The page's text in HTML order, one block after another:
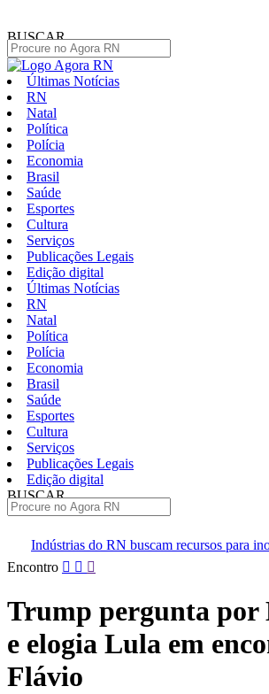
BUSCAR
Últimas Notícias
RN
Natal
Política
Polícia
Economia
Brasil
Saúde
Esportes
Cultura
Serviços
Publicações Legais
Edição digital
Últimas Notícias
RN
Natal
Política
Polícia
Economia
Brasil
Saúde
Esportes
Cultura
Serviços
Publicações Legais
Edição digital
BUSCAR
buscam recursos para inovar
Câmara
Pular
conteúdo
Encontro
Trump pergunta por
e elogia Lula em
Flávio